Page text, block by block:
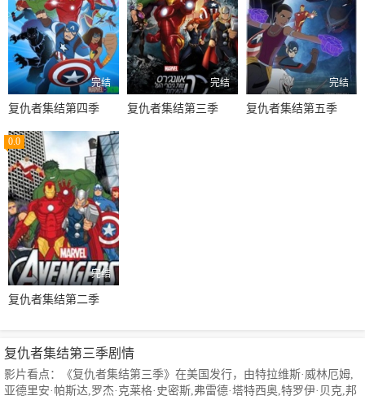
完结
复仇者集结第四季
完结
复仇者集结第三季
完结
复仇者集结第五季
0.0
完结
复仇者集结第二季
复仇者集结第三季剧情
影片看点：《复仇者集结第三季》在美国发行，由特拉维斯·威林厄姆,
亚德里安·帕斯达,罗杰·克莱格·史密斯,弗雷德·塔特西奥,特罗伊·贝克,邦